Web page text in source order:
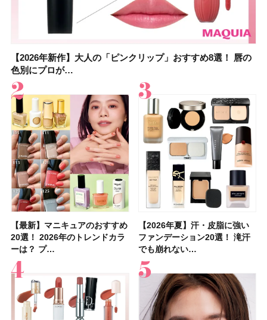
【2026年新作】大人の「ピンクリップ」おすすめ8選！ 唇の
色別にプロが…
【最新】マニキュアのおすすめ
20選！ 2026年のトレンドカラ
ーは？ プ…
【2026年夏】汗・皮脂に強い
ファンデーション20選！ 滝汗
でも崩れない…
【上田竜也さんのマイベストコスメ５選】大人になって開眼
したからこそ愛が深…
【石井美保さん】おすすめの
「ブライトニング」11選！ ス
キンケアからサプ…
【クリスマスコフレ2026】ク
リニークのホリデーコフレを一
挙紹介！ 人気…
【2026年新作】大人の「ピンクリップ」おすすめ8選！ 唇の
色別にプロが…
【最新】マニキュアのおすすめ
20選！ 2026年のトレンドカラ
ーは？ プ…
【2026年夏】汗・皮脂に強い
ファンデーション20選！ 滝汗
でも崩れない…
【2026夏】「香水・フレグランス」ランキングTOP5！＜美
容マニア・マ…
【2026年】ボディ用日焼け止
めUVのおすすめ20選！ この夏
注目の人気…
【2026夏】「リップケア」ラ
ンキングTOP5！＜美容マニア
集団・マキア…
【2026年最新】ダイエットや腸活におすすめの食品・ドリン
ク6選！ 美活…
【2026夏】「歯磨き粉・オー
ラルケア」ランキングTOP5！
＜美容マニア…
【板野友美さんの美活】「最
近、下の歯の矯正を再開したん
です」オーラルケア…
【2026年夏】40代におすすめの髪型30選！ 若く見える・手
入れが楽な…
【2026年夏】おすすめの髪型
36選！ショート・ボブ・ミディ
アム・ロング…
【2026年夏】小顔に見えるボ
ブの髪型37選！ レイヤー・切
りっぱなしな…
【フォロー＆いいねで当たる】中国割烹旅館 掬水亭の宿泊券
を1組2名様にプ…
【鈴木えみさんの愛用品30選】
コスメ・スキンケア・ヘアケア
etc.お気に…
【無印良品】スキンケア×衣料
素材の最強タッグで実現！ 着
るだけで保湿でき…
【セザンヌ】8/7新色追加！「ウォータリーティントリップ
」10モモピュ…
【ルナソルアイシャドウ】アイ
カラーレーションN新色・限定
色をイエベ・ブ…
【セザンヌ】「ブライトカラー
シーラー」新色グリーンが8/7
に発売｜既存色…